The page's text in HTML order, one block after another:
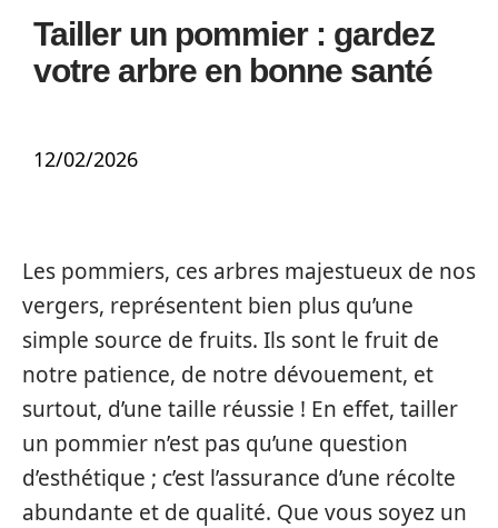
Tailler un pommier : gardez
votre arbre en bonne santé
12/02/2026
Les pommiers, ces arbres majestueux de nos
vergers, représentent bien plus qu’une
simple source de fruits. Ils sont le fruit de
notre patience, de notre dévouement, et
surtout, d’une taille réussie ! En effet, tailler
un pommier n’est pas qu’une question
d’esthétique ; c’est l’assurance d’une récolte
abundante et de qualité. Que vous soyez un